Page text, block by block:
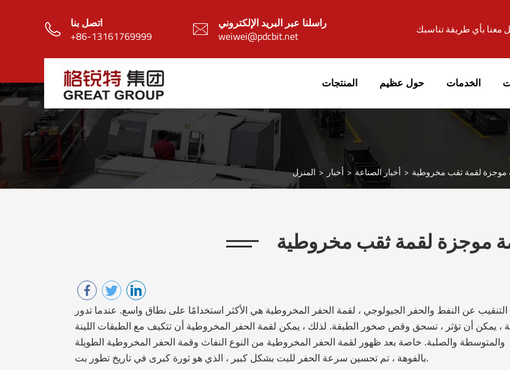

اتصل بنا
+86-13161769999

راسلنا عبر البريد الإلكتروني
weiwei@pdcbit.net
معنا بأي طريقة تناسبك
المنتجات حول عظيم الخدمات
المنزل أخبار أخبار الصناعة موجزة لقمة ثقب مخروطية
عن النفط والحفر الجيولوجي ، لقمة الحفر المخروطية هي الأكثر استخدامًا على نطاق واسع. عندما تدور
، يمكن أن تؤثر ، تسحق وقص صخور الطبقة. لذلك ، يمكن لقمة الحفر المخروطية أن تتكيف مع الطبقات اللينة
والمتوسطة والصلبة. خاصة بعد ظهور لقمة الحفر المخروطية من النوع النفاث وقمة الحفر المخروطية الطويلة
بالفوهة ، تم تحسين سرعة الحفر للبت بشكل كبير ، الذي هو ثورة كبرى في تاريخ تطور بت.